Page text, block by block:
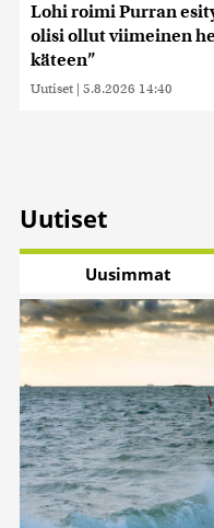
Lohi roimi Purran
olisi ollut viimeinen
käteen”
Uutiset | 5.8.2026 14:40
Uutiset
Uusimmat